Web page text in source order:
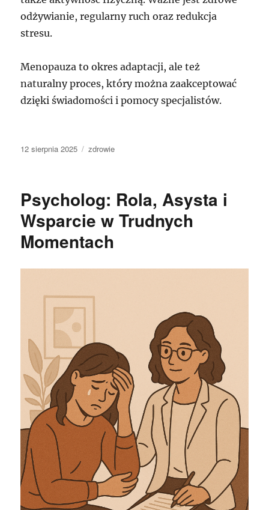
odżywianie, regularny ruch oraz redukcja
stresu.
Menopauza to okres adaptacji, ale też
naturalny proces, który można zaakceptować
dzięki świadomości i pomocy specjalistów.
Data
12 sierpnia 2025 Kategorie
zdrowie
Psycholog: Rola, Asysta i
Wsparcie w Trudnych
Momentach